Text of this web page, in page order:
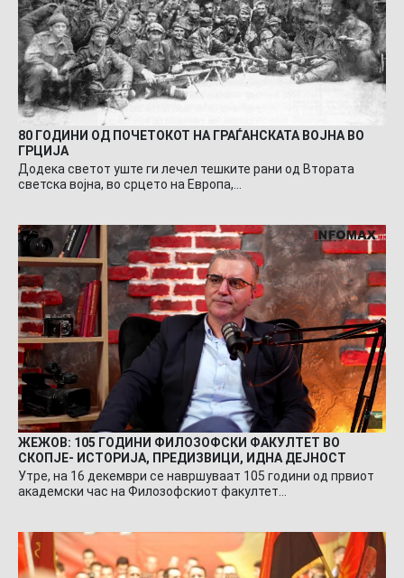
80 ГОДИНИ ОД ПОЧЕТОКОТ НА ГРАЃАНСКАТА ВОЈНА ВО
ГРЦИЈА
Додека светот уште ги лечел тешките рани од Втората
светска војна, во срцето на Европа,…
ЖЕЖОВ: 105 ГОДИНИ ФИЛОЗОФСКИ ФАКУЛТЕТ ВО
СКОПЈЕ- ИСТОРИЈА, ПРЕДИЗВИЦИ, ИДНА ДЕЈНОСТ
Утре, на 16 декември се навршуваат 105 години од првиот
академски час на Филозофскиот факултет…